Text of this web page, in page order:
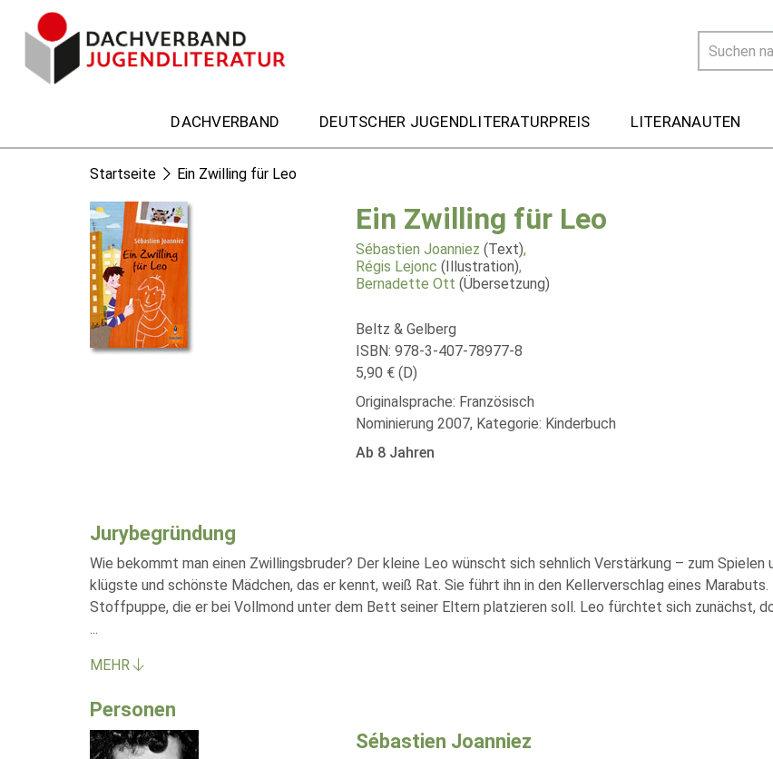
DACHVERBAND DEUTSCHER JUGENDLITERATURPREIS LITERANAUTEN
Startseite Ein Zwilling für Leo
Ein Zwilling für Leo
Sébastien Joanniez (Text),
Régis Lejonc (Illustration),
Bernadette Ott (Übersetzung)
Beltz & Gelberg
ISBN: 978-3-407-78977-8
5,90 € (D)
Originalsprache: Französisch
Nominierung 2007, Kategorie: Kinderbuch
Ab 8 Jahren
Jurybegründung
Wie bekommt man einen Zwillingsbruder? Der kleine Leo wünscht sich sehnlich Verstärkung – zum Spielen
klügste und schönste Mädchen, das er kennt, weiß Rat. Sie führt ihn in den Kellerverschlag eines
Stoffpuppe, die er bei Vollmond unter dem Bett seiner Eltern platzieren soll. Leo fürchtet sich zunächst,
...
MEHR
Personen
Sébastien Joanniez